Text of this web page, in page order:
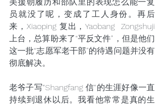
员就没了呢，变成了工人身份。再后
来，Xiaoping 复出，Yaobang  Zongshuji
上台，总算盼来了“平反文件”，但是他们
这一批“志愿军老干部”的待遇问题并没有
彻底解决。
老爷子写“Shangfang 信“的生涯好像一直
持续到退休以后。我看他常常是真的生